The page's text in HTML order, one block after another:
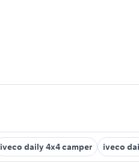
iveco daily 4x4 camper iveco